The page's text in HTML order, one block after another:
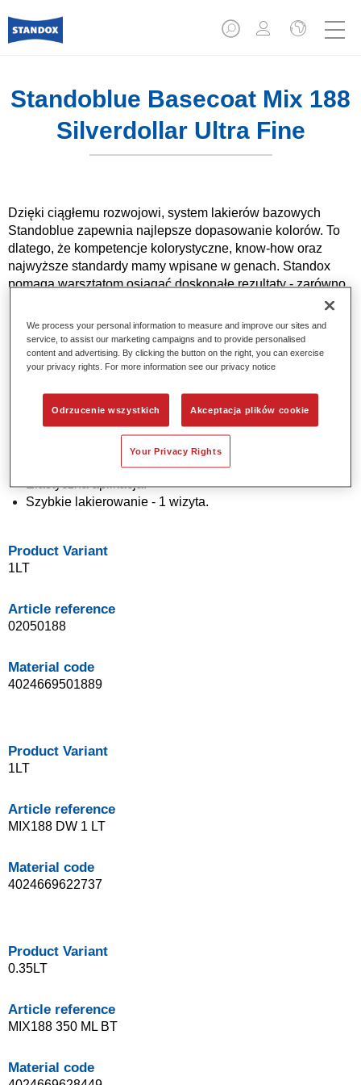
Standoblue Basecoat Mix 188
Silverdollar Ultra Fine
Dzięki ciągłemu rozwojowi, system lakierów bazowych
Standoblue zapewnia najlepsze dopasowanie kolorów. To
dlatego, że kompetencje kolorystyczne, know-how oraz
najwyższe standardy mamy wpisane w genach. Standox
pomaga warsztatom osiągać doskonałe rezultaty - zarówno
przy codziennych naprawach, jak i zleceniach specjalnych.
Product Features
Innowacyjne pigmenty dla kolorów solidowych i z
Wyjątkowa precyzja koloru.
Doskonała kontrola efektu chmurzenia.
Świetna rozlewność.
Cieniowanie pozwala wykonać gładkie przejścia i
niewidzialną naprawę.
Elastyczna aplikacja.
Szybkie lakierowanie - 1 wizyta.
Product Variant
1LT
Article reference
02050188
Material code
4024669501889
Product Variant
1LT
Article reference
MIX188 DW 1 LT
Material code
4024669622737
Product Variant
0.35LT
Article reference
MIX188 350 ML BT
Material code
We process your personal information to measure and improve our sites and
service, to assist our marketing campaigns and to provide personalised
content and advertising. By clicking the button on the right, you can exercise
your privacy rights. For more information see our privacy notice
Odrzucenie wszystkich Akceptacja plików cookie
Your Privacy Rights